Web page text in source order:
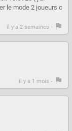
le mode 2 joueurs c
il y a 2 semaines -
il y a 1 mois -